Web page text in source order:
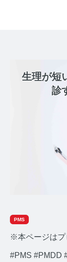
生理が短
診
PMS
※本ページはプ
#PMS #PMDD